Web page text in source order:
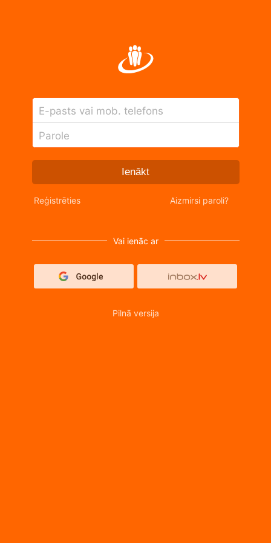
E-pasts vai mob. telefons
Parole
Ienākt
Reģistrēties Aizmirsi paroli?
Vai ienāc ar
Pilnā versija